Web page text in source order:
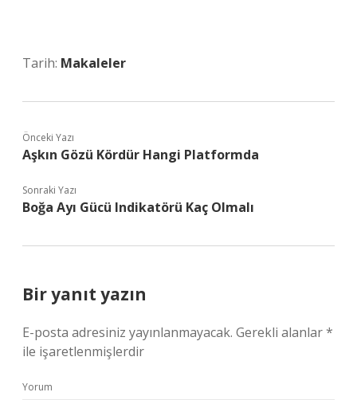
Tarih: Makaleler
Önceki Yazı
Aşkın Gözü Kördür Hangi Platformda
Sonraki Yazı
Boğa Ayı Gücü Indikatörü Kaç Olmalı
Bir yanıt yazın
E-posta adresiniz yayınlanmayacak. Gerekli alanlar*
ile işaretlenmişlerdir
Yorum